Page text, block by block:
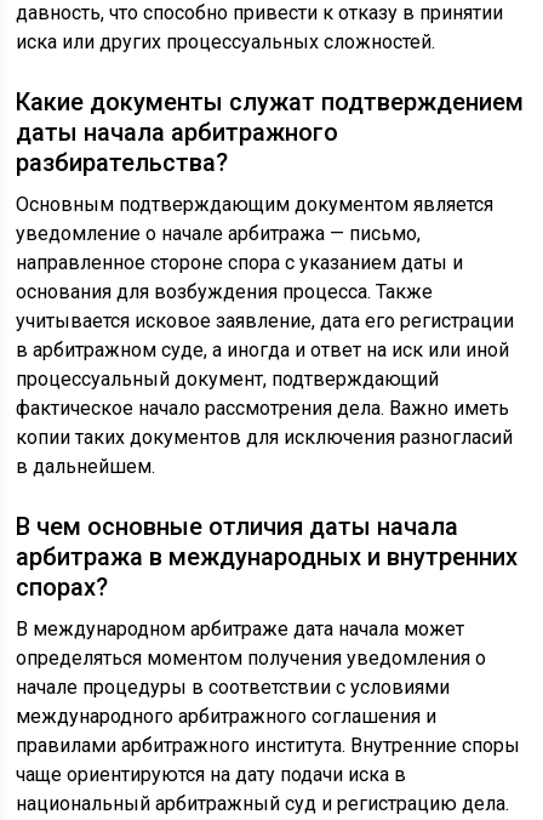
давность, что способно привести к отказу в принятии
иска или других процессуальных сложностей.
Какие документы служат подтверждением
даты начала арбитражного
разбирательства?
Основным подтверждающим документом является
уведомление о начале арбитража — письмо,
направленное стороне спора с указанием даты и
основания для возбуждения процесса. Также
учитывается исковое заявление, дата его регистрации
в арбитражном суде, а иногда и ответ на иск или иной
процессуальный документ, подтверждающий
фактическое начало рассмотрения дела. Важно иметь
копии таких документов для исключения разногласий
в дальнейшем.
В чем основные отличия даты начала
арбитража в международных и внутренних
спорах?
В международном арбитраже дата начала может
определяться моментом получения уведомления о
начале процедуры в соответствии с условиями
международного арбитражного соглашения и
правилами арбитражного института. Внутренние споры
чаще ориентируются на дату подачи иска в
национальный арбитражный суд и регистрацию дела.